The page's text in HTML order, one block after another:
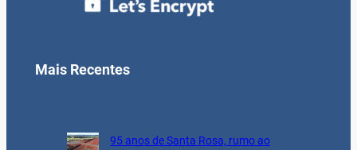
Mais Recentes
95 anos de Santa Rosa, rumo ao